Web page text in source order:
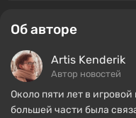
Об авторе
Artis Kenderik
Автор новостей
Около пяти лет в
большей части была